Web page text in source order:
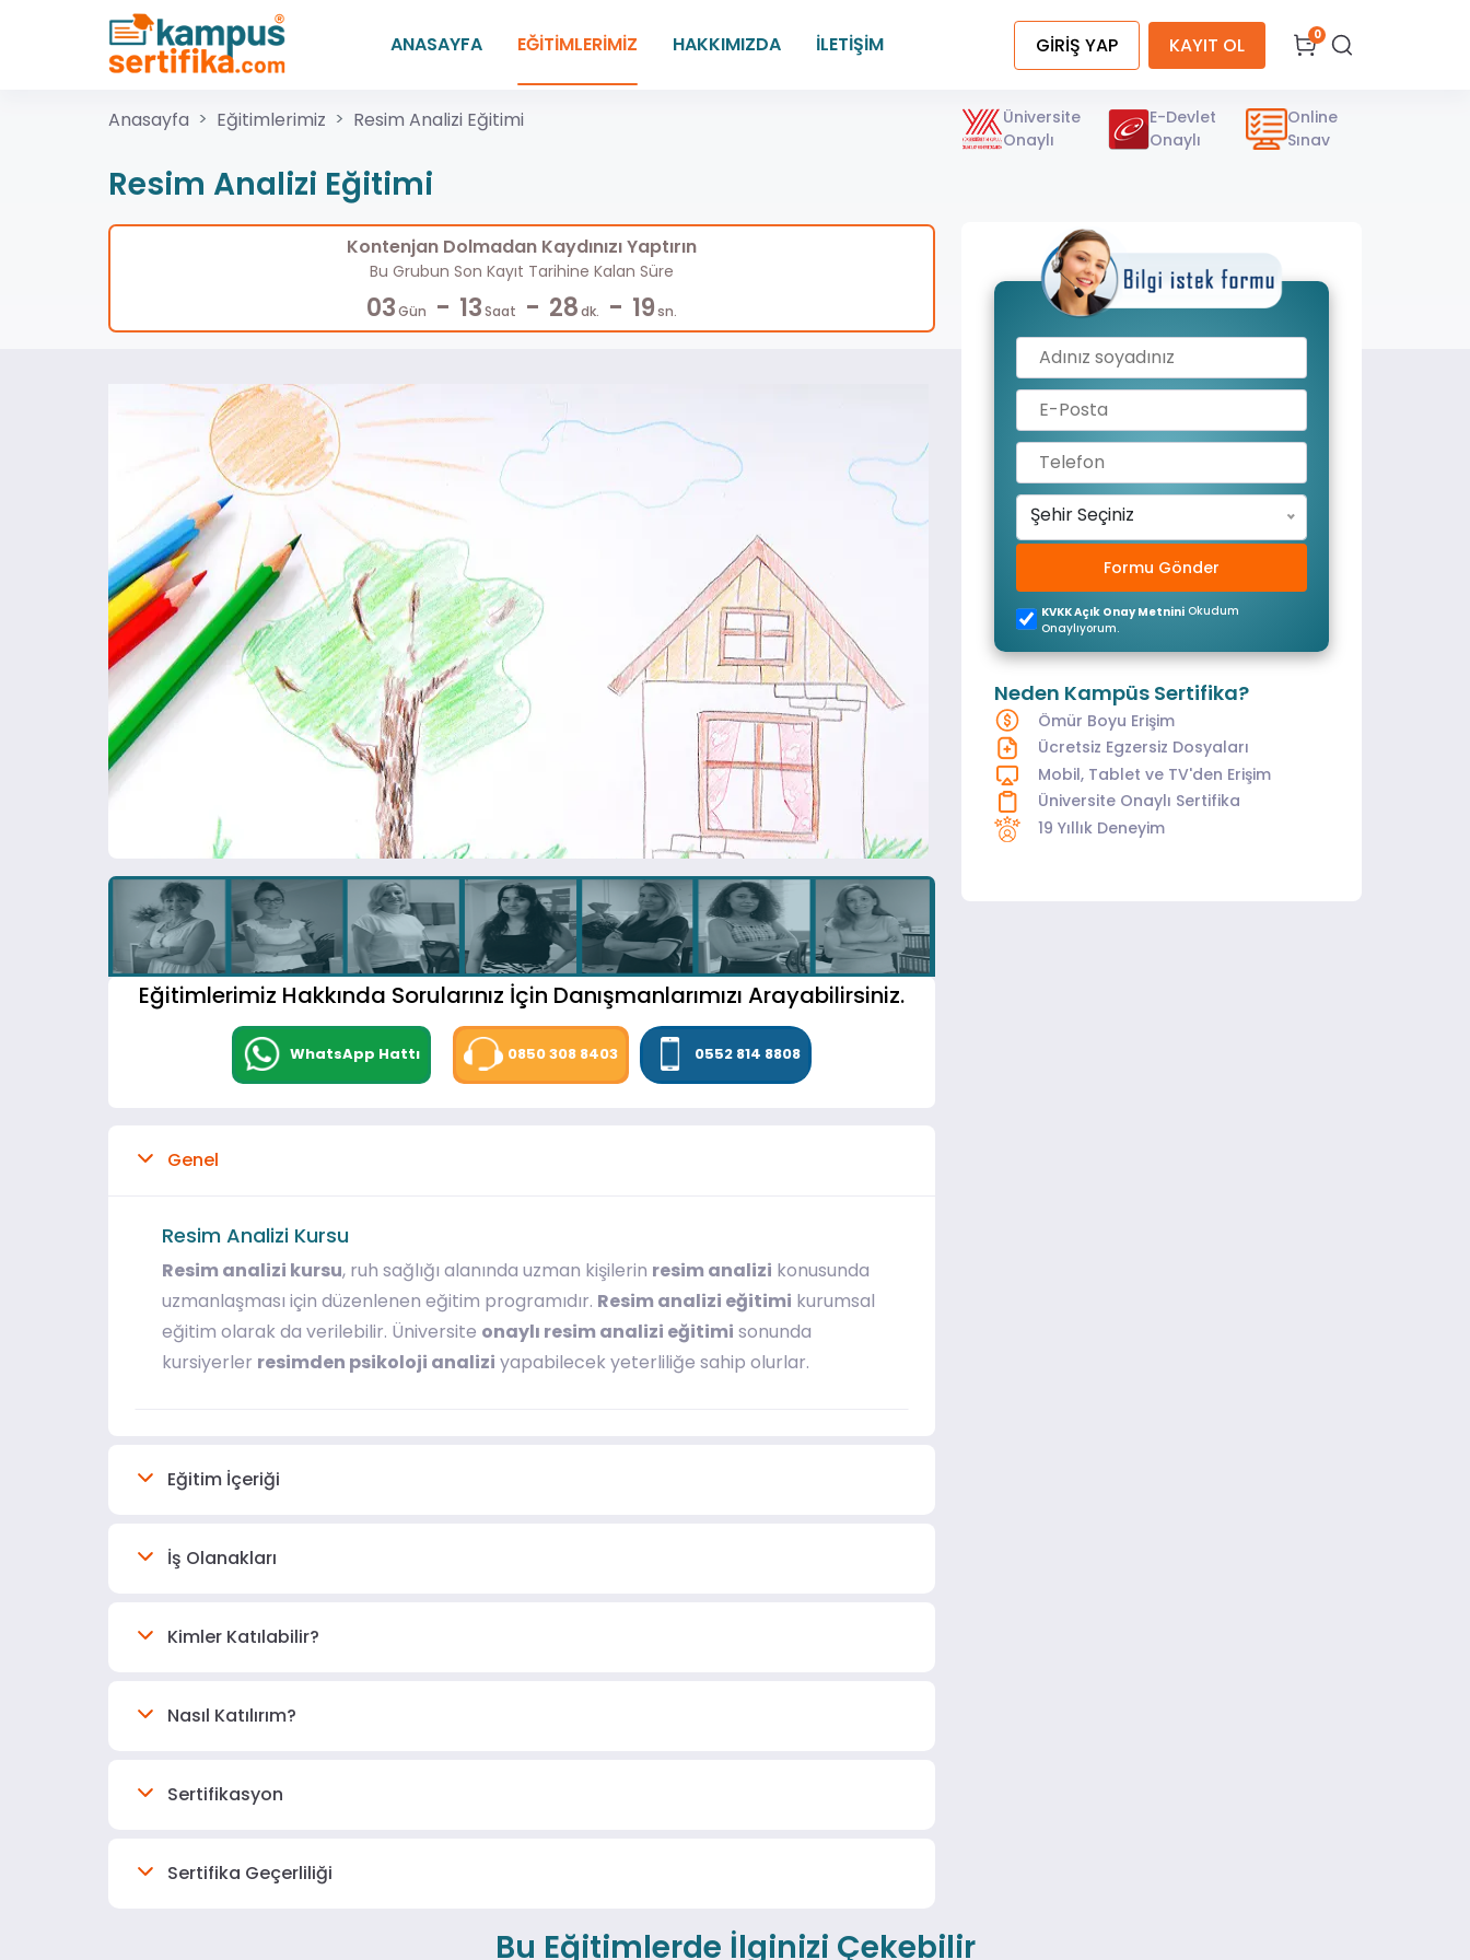
ANASAYFA EĞİTİMLERİMİZ HAKKIMIZDA İLETİŞİM GİRİŞ YAP KAYIT OL 0
Anasayfa Eğitimlerimiz Resim Analizi Eğitimi
Üniversite
Onaylı
E-Devlet
Onaylı
Online
Sınav
Resim Analizi Eğitimi
Kontenjan Dolmadan Kaydınızı Yaptırın
Bu Grubun Son Kayıt Tarihine Kalan Süre
03Gün - 13Saat - 28dk. - 18 sn.
Eğitimlerimiz Hakkında Sorularınız İçin Danışmanlarımızı Arayabilirsiniz.
WhatsApp Hattı 0850 308 8403 0552 814 8808
Genel
Resim Analizi Kursu
Resim analizi kursu, ruh sağlığı alanında uzman kişilerin resim analizi konusunda
uzmanlaşması için düzenlenen eğitim programıdır. Resim analizi eğitimi kurumsal
eğitim olarak da verilebilir. Üniversite onaylı resim analizi eğitimi sonunda
kursiyerler resimden psikoloji analizi yapabilecek yeterliliğe sahip olurlar.
Eğitim İçeriği
İş Olanakları
Kimler Katılabilir?
Nasıl Katılırım?
Sertifikasyon
Sertifika Geçerliliği
Şehir Seçiniz
Formu Gönder
KVKK Açık Onay Metnini Okudum
Onaylıyorum.
Neden Kampüs Sertifika?
Ömür Boyu Erişim
Ücretsiz Egzersiz Dosyaları
Mobil, Tablet ve TV'den Erişim
Üniversite Onaylı Sertifika
19 Yıllık Deneyim
Bu Eğitimlerde İlginizi Çekebilir